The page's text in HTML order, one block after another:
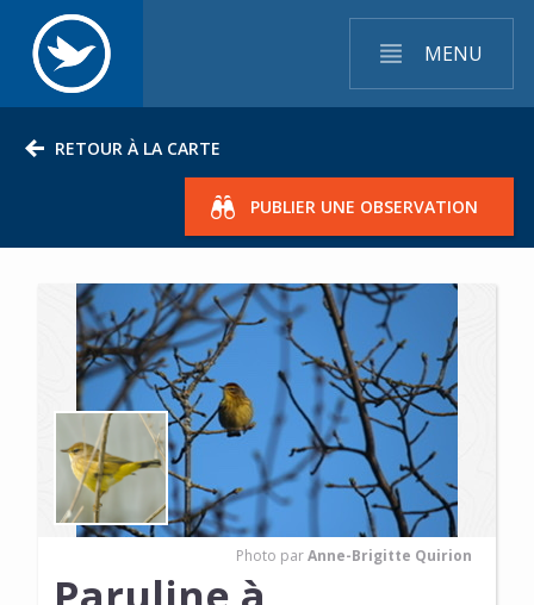
MENU
RETOUR À LA CARTE
PUBLIER UNE OBSERVATION
Photo parAnne-Brigitte Quirion